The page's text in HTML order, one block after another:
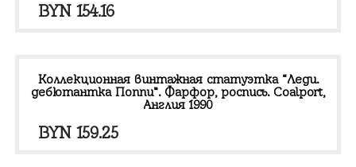
BYN 154.16
Коллекционная винтажная статуэтка “Леди.
дебютантка Поппи”. Фарфор, роспись. Coalport,
Англия 1990
BYN 159.25